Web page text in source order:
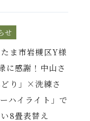
せ
ま市岩槻区Y様
に感謝！中山さ
り」×洗練さ
ハイライト」で
8畳表替え